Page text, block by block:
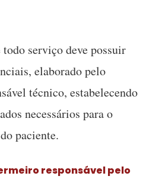
serviço deve possuir
elaborado pelo
técnico, estabelecendo
necessários para o
paciente.
responsável pelo